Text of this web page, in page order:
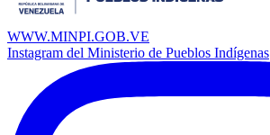
WWW.MINPI.GOB.VE
Instagram del Ministerio de Pueblos Indígenas